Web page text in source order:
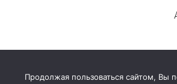
Продолжая пользоваться сайтом, Вы